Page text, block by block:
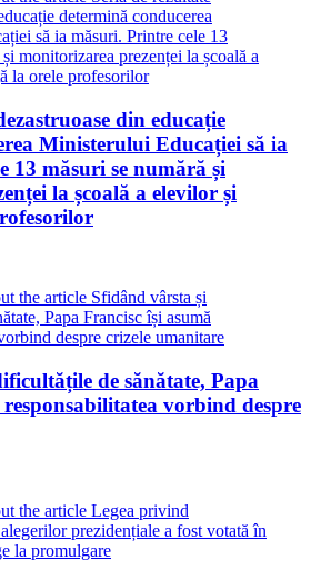
din educație
Ministerului Educației să ia
13 măsuri se numără și
la școală a elevilor și
de sănătate, Papa
vorbind despre